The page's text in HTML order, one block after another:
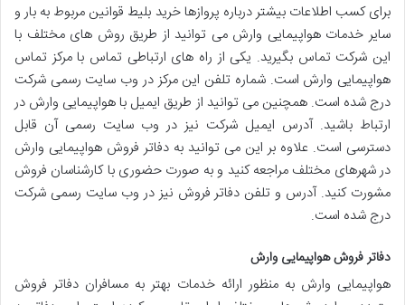
برای کسب اطلاعات بیشتر درباره پروازها خرید بلیط قوانین مربوط به بار و
سایر خدمات هواپیمایی وارش می توانید از طریق روش های مختلف با
این شرکت تماس بگیرید. یکی از راه های ارتباطی تماس با مرکز تماس
هواپیمایی وارش است. شماره تلفن این مرکز در وب سایت رسمی شرکت
درج شده است. همچنین می توانید از طریق ایمیل با هواپیمایی وارش در
ارتباط باشید. آدرس ایمیل شرکت نیز در وب سایت رسمی آن قابل
دسترسی است. علاوه بر این می توانید به دفاتر فروش هواپیمایی وارش
در شهرهای مختلف مراجعه کنید و به صورت حضوری با کارشناسان فروش
مشورت کنید. آدرس و تلفن دفاتر فروش نیز در وب سایت رسمی شرکت
درج شده است.
دفاتر فروش هواپیمایی وارش
هواپیمایی وارش به منظور ارائه خدمات بهتر به مسافران دفاتر فروش